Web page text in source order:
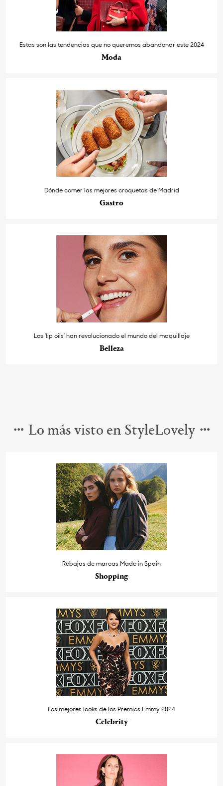
Estas son las tendencias que no queremos abandonar este 2024
Moda
Dónde comer las mejores croquetas de Madrid
Gastro
Los ‘lip oils’ han revolucionado el mundo del maquillaje
Belleza
Lo más visto en StyleLovely
Rebajas de marcas Made in Spain
Shopping
Los mejores looks de los Premios Emmy 2024
Celebrity